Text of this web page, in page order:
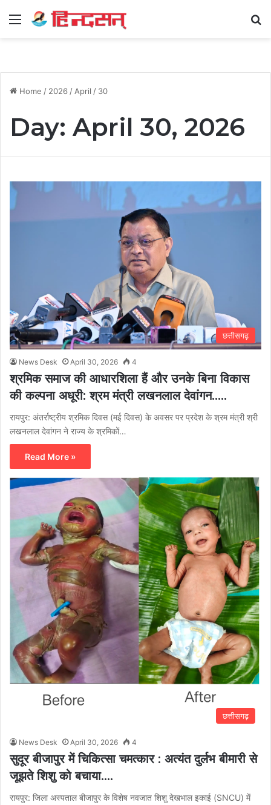
Menu
Home / 2026 / April / 30
Day: April 30, 2026
छत्तीसगढ़
News Desk April 30, 2026 4
श्रमिक समाज की आधारशिला हैं और उनके बिना विकास
की कल्पना अधूरी: श्रम मंत्री लखनलाल देवांगन…..
रायपुर: अंतर्राष्ट्रीय श्रमिक दिवस (मई दिवस) के अवसर पर प्रदेश के श्रम मंत्री श्री
लखनलाल देवांगन ने राज्य के श्रमिकों…
Read More »
छत्तीसगढ़
News Desk April 30, 2026 4
सुदूर बीजापुर में चिकित्सा चमत्कार : अत्यंत दुर्लभ बीमारी से
जूझते शिशु को बचाया….
रायपुर: जिला अस्पताल बीजापुर के विशेष नवजात शिशु देखभाल इकाई (SNCU) में